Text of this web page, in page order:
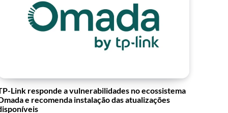
Link responde a vulnerabilidades no ecossistema
e recomenda instalação das atualizações